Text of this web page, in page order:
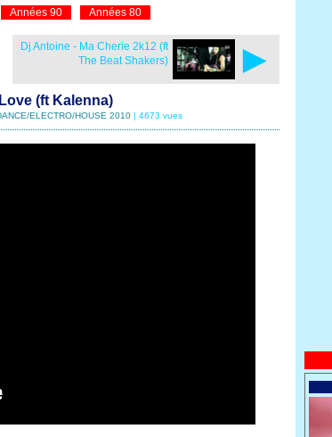
Années 90 Années 80
►
Dj Antoine - Ma Cherie 2k12 (ft
The Beat Shakers)
(ft Kalenna)
ELECTRO/HOUSE 2010 | 4673 vues